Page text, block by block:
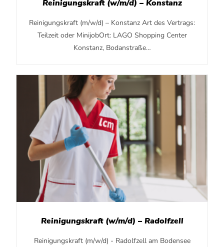
Reinigungskraft (w/m/d) – Konstanz
Reinigungskraft (m/w/d) – Konstanz Art des Vertrags:
Teilzeit oder MinijobOrt: LAGO Shopping Center
Konstanz, Bodanstraße…
Reinigungskraft (w/m/d) – Radolfzell
Reinigungskraft (m/w/d) - Radolfzell am Bodensee